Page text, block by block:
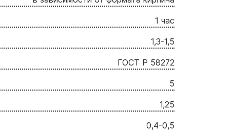
1 час
1,3-1,5
ГОСТ Р 58272
5
1,25
0,4-0,5